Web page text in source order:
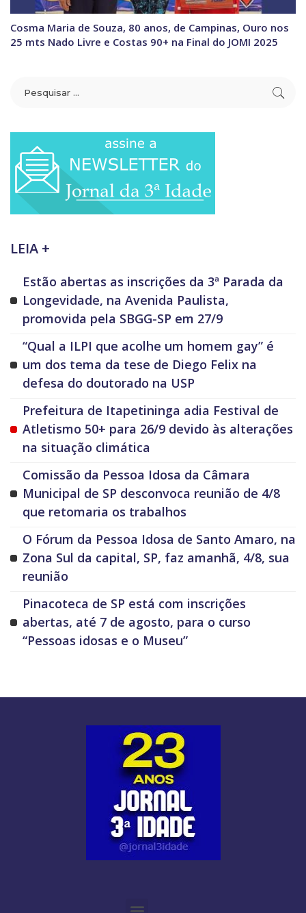
Cosma Maria de Souza, 80 anos, de Campinas, Ouro nos
25 mts Nado Livre e Costas 90+ na Final do JOMI 2025
LEIA +
Estão abertas as inscrições da 3ª Parada da
Longevidade, na Avenida Paulista,
promovida pela SBGG-SP em 27/9
“Qual a ILPI que acolhe um homem gay” é
um dos tema da tese de Diego Felix na
defesa do doutorado na USP
Prefeitura de Itapetininga adia Festival de
Atletismo 50+ para 26/9 devido às alterações
na situação climática
Comissão da Pessoa Idosa da Câmara
Municipal de SP desconvoca reunião de 4/8
que retomaria os trabalhos
O Fórum da Pessoa Idosa de Santo Amaro, na
Zona Sul da capital, SP, faz amanhã, 4/8, sua
reunião
Pinacoteca de SP está com inscrições
abertas, até 7 de agosto, para o curso
“Pessoas idosas e o Museu”